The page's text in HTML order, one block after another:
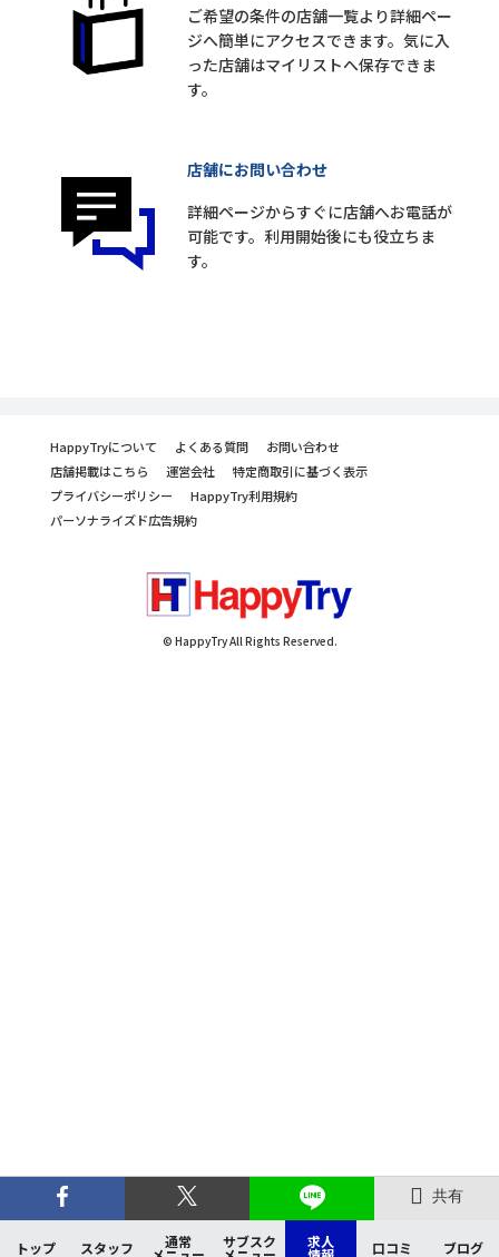
共有
トップ スタッフ 通常 サブスク 求人 口コミ ブログ
ご希望の条件の店舗一覧より詳細ペー
ジへ簡単にアクセスできます。気に入
った店舗はマイリストへ保存できま
す。
店舗にお問い合わせ
詳細ページからすぐに店舗へお電話が
可能です。利用開始後にも役立ちま
す。
HappyTryについて よくある質問
お問い合わせ
店舗掲載はこちら
運営会社
特定商取引に基づく表示
プライバシーポリシー
HappyTry利用規約
パーソナライズド広告規約
© HappyTry All Rights Reserved.